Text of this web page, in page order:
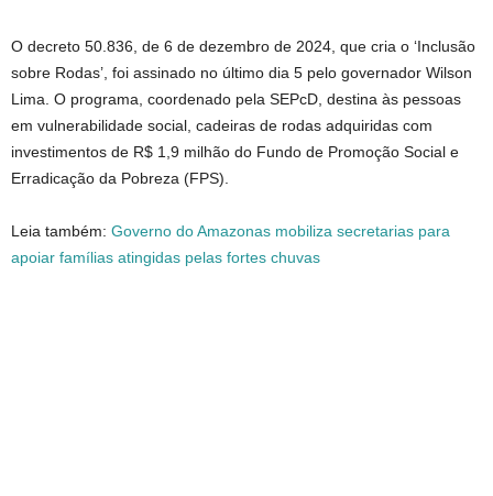
O decreto 50.836, de 6 de dezembro de 2024, que cria o ‘Inclusão
sobre Rodas’, foi assinado no último dia 5 pelo governador Wilson
Lima. O programa, coordenado pela SEPcD, destina às pessoas
em vulnerabilidade social, cadeiras de rodas adquiridas com
investimentos de R$ 1,9 milhão do Fundo de Promoção Social e
Erradicação da Pobreza (FPS).
Leia também: Governo do Amazonas mobiliza secretarias para
apoiar famílias atingidas pelas fortes chuvas